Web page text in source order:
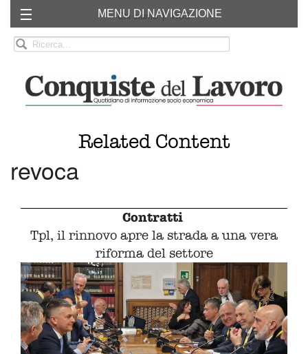
Chi siamo RSS
MENU DI NAVIGAZIONE
Related Content
revoca
Contratti
Tpl, il rinnovo apre la strada a una vera
riforma del settore